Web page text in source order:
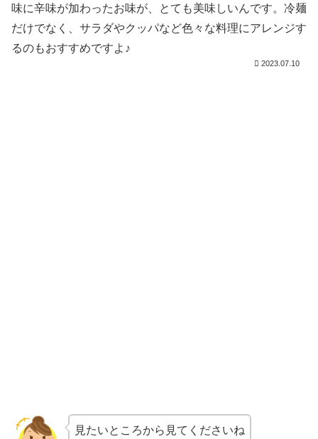
味に辛味が加わったお味が、とても美味しいんです。冷麺
だけでなく、サラダやクッパなど色々な料理にアレンジす
るのもおすすめですよ♪
2023.07.10
見たいところから見てくださいね